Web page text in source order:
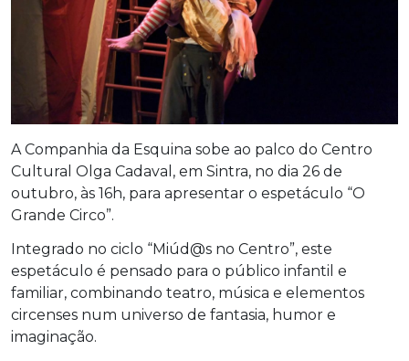
A Companhia da Esquina sobe ao palco do Centro
Cultural Olga Cadaval, em Sintra, no dia 26 de
outubro, às 16h, para apresentar o espetáculo “O
Grande Circo”.
Integrado no ciclo “Miúd@s no Centro”, este
espetáculo é pensado para o público infantil e
familiar, combinando teatro, música e elementos
circenses num universo de fantasia, humor e
imaginação.